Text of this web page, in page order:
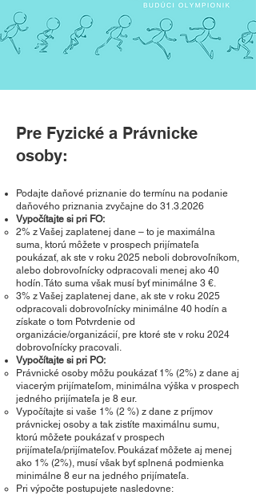
Pre Fyzické a Právnicke
osoby:
Podajte daňové priznanie do termínu na podanie
daňového priznania zvyčajne do 31.3.2026
Vypočítajte si pri FO:
2% z Vašej zaplatenej dane – to je maximálna
suma, ktorú môžete v prospech prijímateľa
poukázať, ak ste v roku 2025 neboli dobrovoľníkom,
alebo dobrovoľnícky odpracovali menej ako 40
hodín. Táto suma však musí byť minimálne 3 €.
3% z Vašej zaplatenej dane, ak ste v roku 2025
odpracovali dobrovoľnícky minimálne 40 hodín a
získate o tom Potvrdenie od
organizácie/organizácií, pre ktoré ste v roku 2024
dobrovoľnícky pracovali.
Vypočítajte si pri PO:
Právnické osoby môžu poukázať 1% (2%) z dane aj
viacerým prijímateľom, minimálna výška v prospech
jedného prijímateľa je 8 eur.
Vypočítajte si vaše 1% (2 %) z dane z príjmov
právnickej osoby a tak zistíte maximálnu sumu,
ktorú môžete poukázať v prospech
prijímateľa/prijímateľov. Poukázať môžete aj menej
ako 1% (2%), musí však byť splnená podmienka
minimálne 8 eur na jedného prijímateľa.
Pri výpočte postupujete nasledovne: